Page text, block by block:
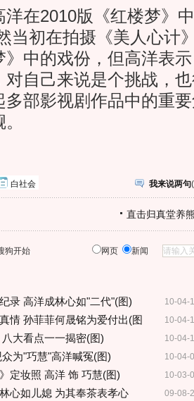
2010版《红楼梦》中
当初在拍摄《美人心计
》中的戏份，但高洋表
对自己来说是个挑战，
多部影视剧作品中的重
白社会 我来说两句(
直击归真堂养
狗开始 网页 新闻
10-04-
录 高洋成林心如"二代"(图)
10-04-
情 孙菲菲何晟铭为爱付出(图
10-04-
八大看点一一揭密(图)
10-04-
众为"巧慧"高洋喊冤(图)
10-03-
定妆照 高洋 饰 巧慧(图)
09-08-
心如儿媳 为其奉茶表孝心